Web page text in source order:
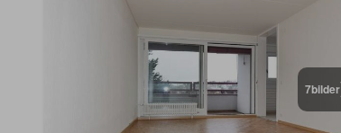
7bilder